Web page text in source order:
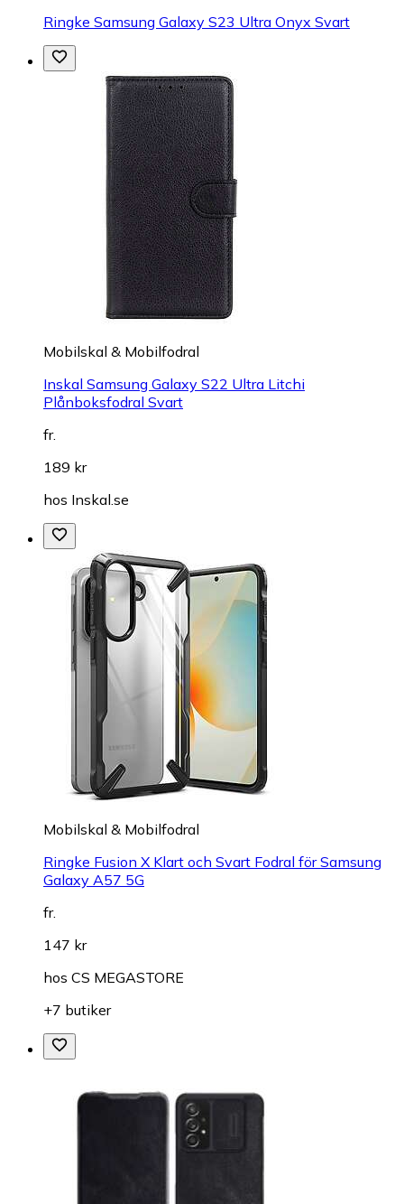
Ringke Samsung Galaxy S23 Ultra Onyx Svart
Mobilskal & Mobilfodral
Inskal Samsung Galaxy S22 Ultra Litchi
Plånboksfodral Svart
fr.
189 kr
hos Inskal.se
Mobilskal & Mobilfodral
Ringke Fusion X Klart och Svart Fodral för Samsung
Galaxy A57 5G
fr.
147 kr
hos CS MEGASTORE
+7 butiker